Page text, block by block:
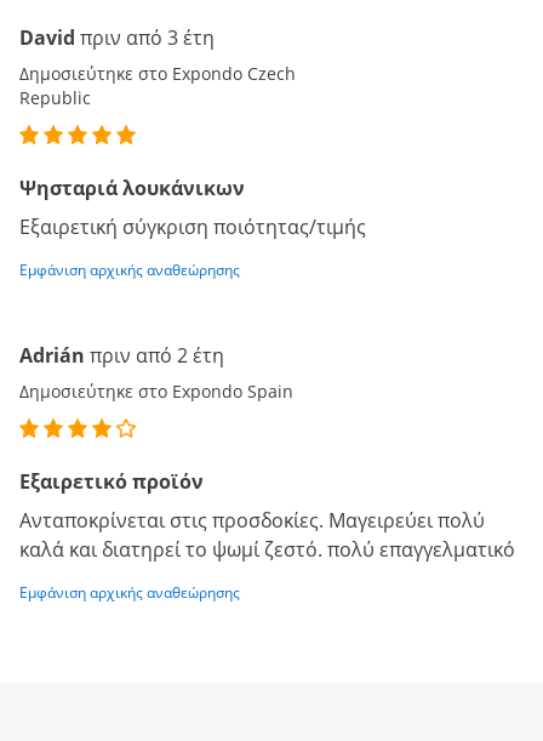
David πριν από 3 έτη
Δημοσιεύτηκε στο Expondo Czech
Republic
Ψησταριά λουκάνικων
Εξαιρετική σύγκριση ποιότητας/τιμής
Εμφάνιση αρχικής αναθεώρησης
Adrián πριν από 2 έτη
Δημοσιεύτηκε στο Expondo Spain
Εξαιρετικό προϊόν
Ανταποκρίνεται στις προσδοκίες. Μαγειρεύει πολύ
καλά και διατηρεί το ψωμί ζεστό. πολύ επαγγελματικό
Εμφάνιση αρχικής αναθεώρησης